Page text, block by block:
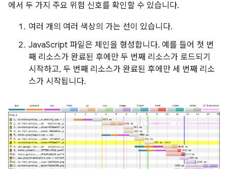
에서 두 가지 주요 위험 신호를 확인할 수 있습니다.
여러 개의 여러 색상의 가는 선이 있습니다.
JavaScript 파일은 체인을 형성합니다. 예를 들어 첫 번
째 리소스가 완료된 후에만 두 번째 리소스가 로드되기
시작하고, 두 번째 리소스가 완료된 후에만 세 번째 리소
스가 시작됩니다.